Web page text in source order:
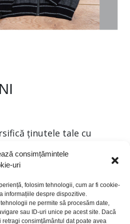
consimțămintele
uri
folosim tehnologii, cum ar fi cookie-
informațiile despre dispozitive.
ne permite să procesăm date,
sau ID-uri unice pe acest site. Dacă
consimțământul dat poate avea
ținutele tale cu
de efect.
din magazinul Dovani.